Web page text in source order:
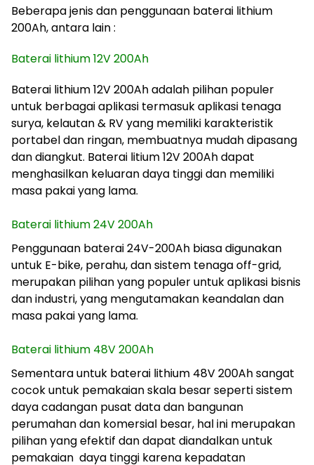
Beberapa jenis dan penggunaan baterai lithium
200Ah, antara lain :
Baterai lithium 12V 200Ah
Baterai lithium 12V 200Ah adalah pilihan populer
untuk berbagai aplikasi termasuk aplikasi tenaga
surya, kelautan & RV yang memiliki karakteristik
portabel dan ringan, membuatnya mudah dipasang
dan diangkut. Baterai litium 12V 200Ah dapat
menghasilkan keluaran daya tinggi dan memiliki
masa pakai yang lama.
Baterai lithium 24V 200Ah
Penggunaan baterai 24V-200Ah biasa digunakan
untuk E-bike, perahu, dan sistem tenaga off-grid,
merupakan pilihan yang populer untuk aplikasi bisnis
dan industri, yang mengutamakan keandalan dan
masa pakai yang lama.
Baterai lithium 48V 200Ah
Sementara untuk baterai lithium 48V 200Ah sangat
cocok untuk pemakaian skala besar seperti sistem
daya cadangan pusat data dan bangunan
perumahan dan komersial besar, hal ini merupakan
pilihan yang efektif dan dapat diandalkan untuk
pemakaian daya tinggi karena kepadatan